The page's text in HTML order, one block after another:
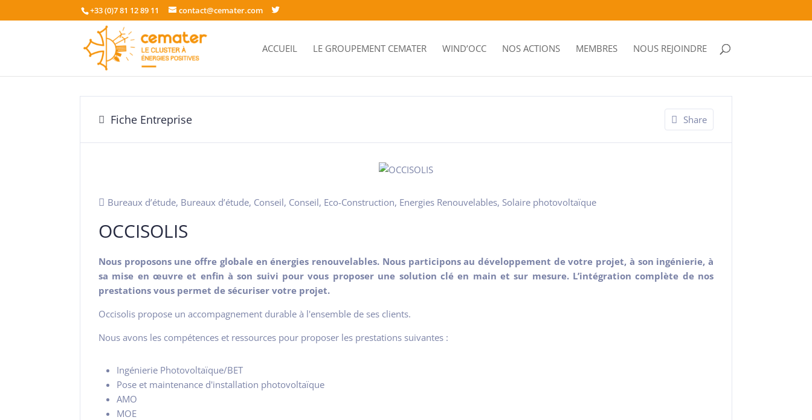
+33 (0)7 81 12 89 11 contact@cemater.com
ACCUEIL LE GROUPEMENT CEMATER WIND’OCC NOS ACTIONS MEMBRES NOUS REJOINDRE
Fiche Entreprise Share
Bureaux d’étude, Bureaux d’étude, Conseil, Conseil, Eco-Construction, Energies Renouvelables, Solaire photovoltaïque
OCCISOLIS
Nous proposons une offre globale en énergies renouvelables. Nous participons au développement de votre projet, à son ingénierie, à
sa mise en œuvre et enfin à son suivi pour vous proposer une solution clé en main et sur mesure. L’intégration complète de nos
prestations vous permet de sécuriser votre projet.
Occisolis propose un accompagnement durable à l'ensemble de ses clients.
Nous avons les compétences et ressources pour proposer les prestations suivantes :
Ingénierie Photovoltaïque/BET
Pose et maintenance d'installation photovoltaïque
AMO
MOE